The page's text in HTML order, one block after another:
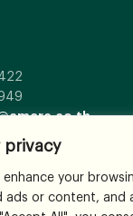
privacy
your
ads or content, and
Rights Reserved.